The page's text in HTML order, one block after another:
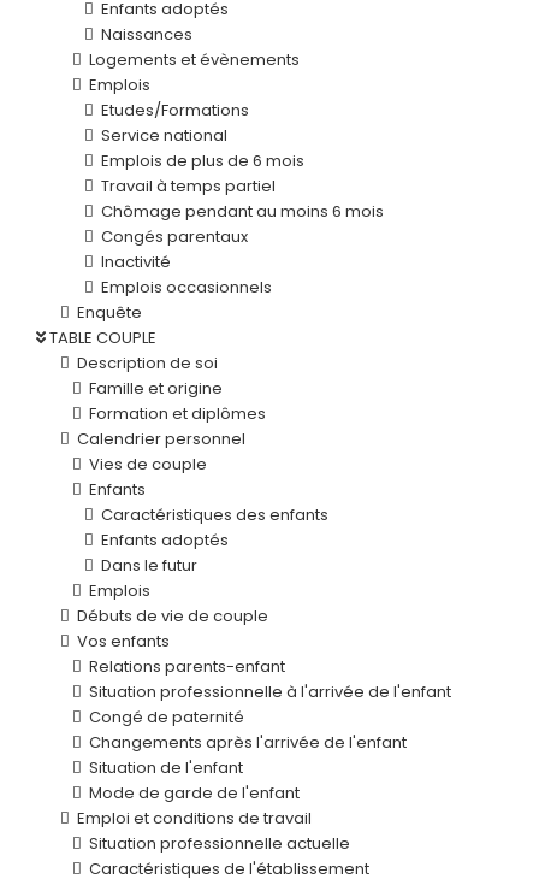
Enfants adoptés
Naissances
Logements et évènements
Emplois
Etudes/Formations
Service national
Emplois de plus de 6 mois
Travail à temps partiel
Chômage pendant au moins 6 mois
Congés parentaux
Inactivité
Emplois occasionnels
Enquête
TABLE COUPLE
Description de soi
Famille et origine
Formation et diplômes
Calendrier personnel
Vies de couple
Enfants
Caractéristiques des enfants
Enfants adoptés
Dans le futur
Emplois
Débuts de vie de couple
Vos enfants
Relations parents-enfant
Situation professionnelle à l'arrivée de l'enfant
Congé de paternité
Changements après l'arrivée de l'enfant
Situation de l'enfant
Mode de garde de l'enfant
Emploi et conditions de travail
Situation professionnelle actuelle
Caractéristiques de l'établissement